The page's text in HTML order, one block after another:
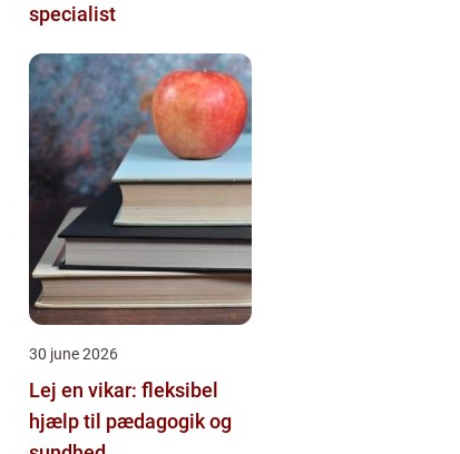
specialist
30 june 2026
Lej en vikar: fleksibel
hjælp til pædagogik og